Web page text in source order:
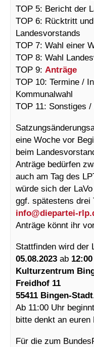
TOP 5: Bericht der
TOP 6: Rücktritt
Landesvorstands
TOP 7: Wahl einer
TOP 8: Wahl
TOP 9: Anträge
TOP 10: Termine /
Kommunalwahl
TOP 11: Sonstiges
eine Woche vor
beim
Anträge bedürfen
auch am Tag des
würde sich der
ggf. spätestens drei
info@diepartei-
Anträge könnt ihr
Stattfinden wird der
05.08.2023 ab
Kulturzentrum
Freidhof 11
55411 Bingen-Stadt
Ab 11:00 Uhr
bitte denkt an
Für die zum